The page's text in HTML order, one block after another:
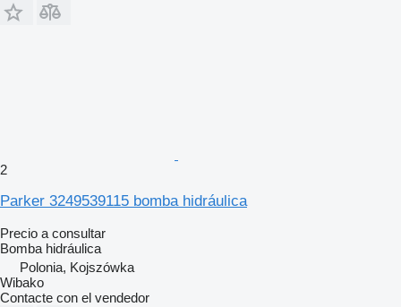
2
Parker 3249539115 bomba hidráulica
Precio a consultar
Bomba hidráulica
Polonia, Kojszówka
Wibako
Contacte con el vendedor